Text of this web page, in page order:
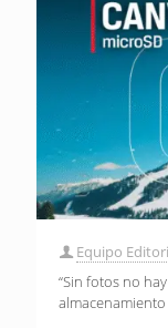
Equipo
“Sin fotos no